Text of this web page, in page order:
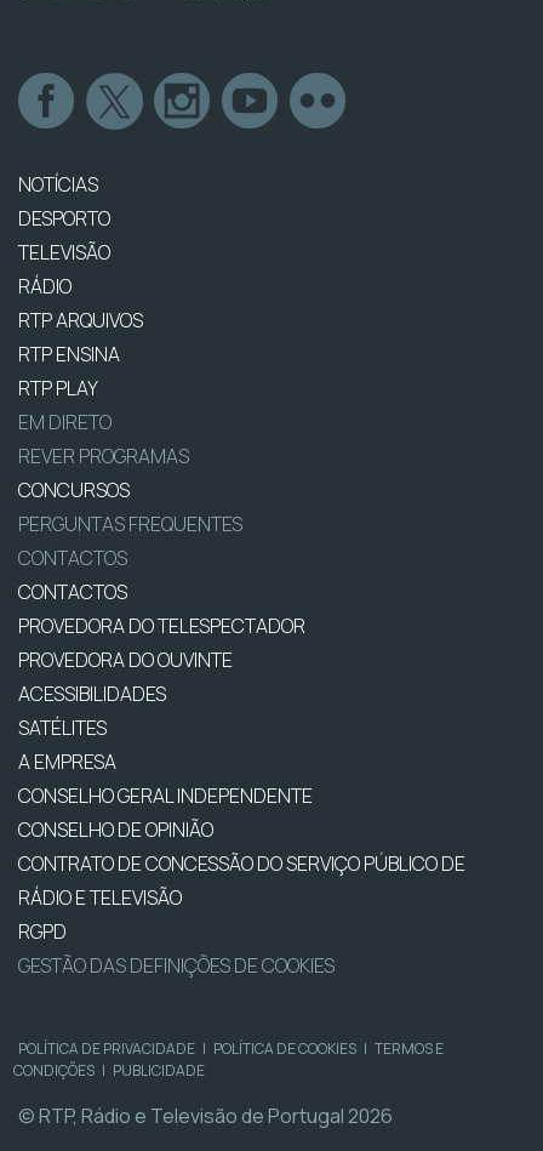
NOTÍCIAS
DESPORTO
TELEVISÃO
RÁDIO
RTP ARQUIVOS
RTP ENSINA
RTP PLAY
EM DIRETO
REVER PROGRAMAS
CONCURSOS
PERGUNTAS FREQUENTES
CONTACTOS
CONTACTOS
PROVEDORA DO TELESPECTADOR
PROVEDORA DO OUVINTE
ACESSIBILIDADES
SATÉLITES
A EMPRESA
CONSELHO GERAL INDEPENDENTE
CONSELHO DE OPINIÃO
CONTRATO DE CONCESSÃO DO SERVIÇO PÚBLICO DE
RÁDIO E TELEVISÃO
RGPD
GESTÃO DAS DEFINIÇÕES DE COOKIES
POLÍTICA DE PRIVACIDADE | POLÍTICA DE COOKIES | TERMOS E
CONDIÇÕES | PUBLICIDADE
© RTP, Rádio e Televisão de Portugal 2026